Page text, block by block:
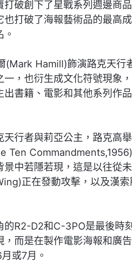
打破創下了星戰系列週邊商
打破了海報藝術品的最高
(Mark Hamill)飾演路克天行
一，也衍生成文化符號現象
出書籍、電影和其他系列作
天行者與莉亞公主，路克高
Ten
中若隱若現，這是以往從
正在發動攻擊，以及漢
的R2-D2和C-3PO是最後時
而是在製作電影海報和廣
或7月。